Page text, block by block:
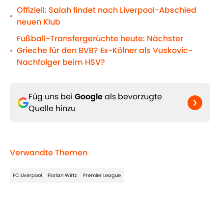
•
Offiziell: Salah findet nach Liverpool-Abschied
neuen Klub
•
Fußball-Transfergerüchte heute: Nächster
Grieche für den BVB? Ex-Kölner als Vuskovic-
Nachfolger beim HSV?
Füg uns bei Googleals bevorzugte
Quelle hinzu
Verwandte Themen
FC Liverpool Florian Wirtz Premier League